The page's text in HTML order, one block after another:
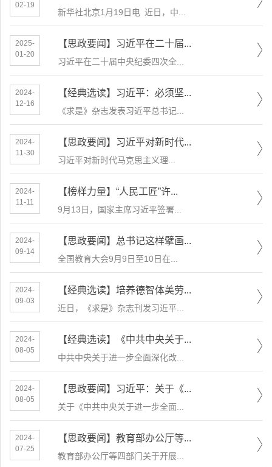
02-19
新华社北京1月19日电 近日，中...
2025-
01-20
【思政要闻】习近平在二十届...
习近平在二十届中央纪委四次全...
2024-
12-16
【经典选读】习近平：必须坚...
《求是》杂志发表习近平总书记...
2024-
11-30
【思政要闻】习近平对新时代...
​习近平对新时代马克思主义理...
2024-
11-11
【榜样力量】“人民工匠”许...
​9月13日，国家主席习近平签署...
2024-
09-14
【思政要闻】总书记这样擘画...
​全国教育大会9月9日至10日在...
2024-
09-03
【经典选读】培养德智体美劳...
近日，《求是》杂志刊发习近平...
2024-
08-05
【经典选读】《中共中央关于...
中共中央关于进一步全面深化改...
2024-
08-05
【思政要闻】习近平：关于《...
关于《中共中央关于进一步全面...
2024-
07-25
【思政要闻】教育部办公厅等...
教育部办公厅等四部门关于开展...